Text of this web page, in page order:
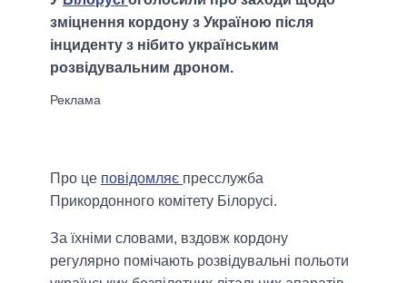
зміцнення кордону з Україною після
інциденту з нібито українським
розвідувальним дроном.
Про це повідомляє пресслужба
Прикордонного комітету Білорусі.
За їхніми словами, вздовж кордону
регулярно помічають розвідувальні польоти